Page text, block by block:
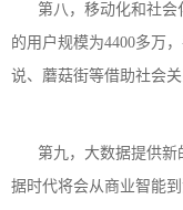
第八，移动化和社会
的用户规模为4400多万
说、蘑菇街等借助社会
第九，大数据提供新
据时代将会从商业智能